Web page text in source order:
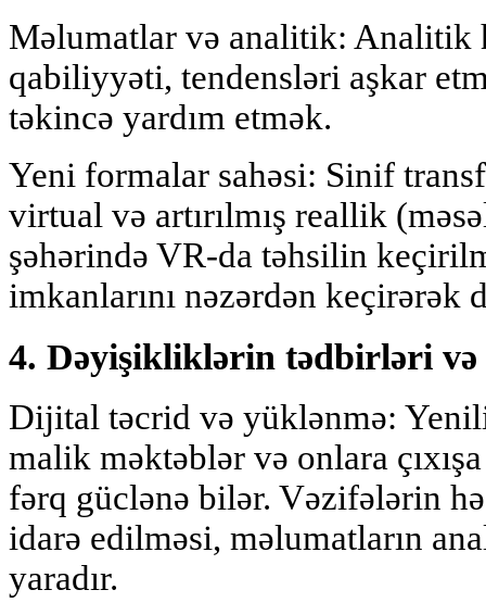
Məlumatlar və analitik: Analitik
qabiliyyəti, tendensləri aşkar
təkincə yardım etmək.
Yeni formalar sahəsi: Sinif
virtual və artırılmış reallik
şəhərində VR-da təhsilin
imkanlarını nəzərdən keçirərək
4. Dəyişikliklərin tədbirləri
Dijital təcrid və yüklənmə:
malik məktəblər və onlara
fərq güclənə bilər. Vəzifələrin
idarə edilməsi, məlumatların
yaradır.